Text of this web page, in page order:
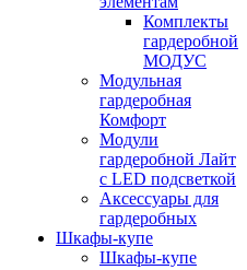
Комплекты
гардеробной
МОДУС
Модульная
гардеробная
Комфорт
Модули
гардеробной Лайт
с LED подсветкой
Аксессуары для
гардеробных
Шкафы-купе
Шкафы-купе